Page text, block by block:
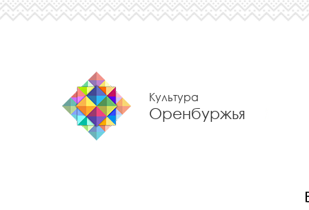
Культура
Оренбуржья